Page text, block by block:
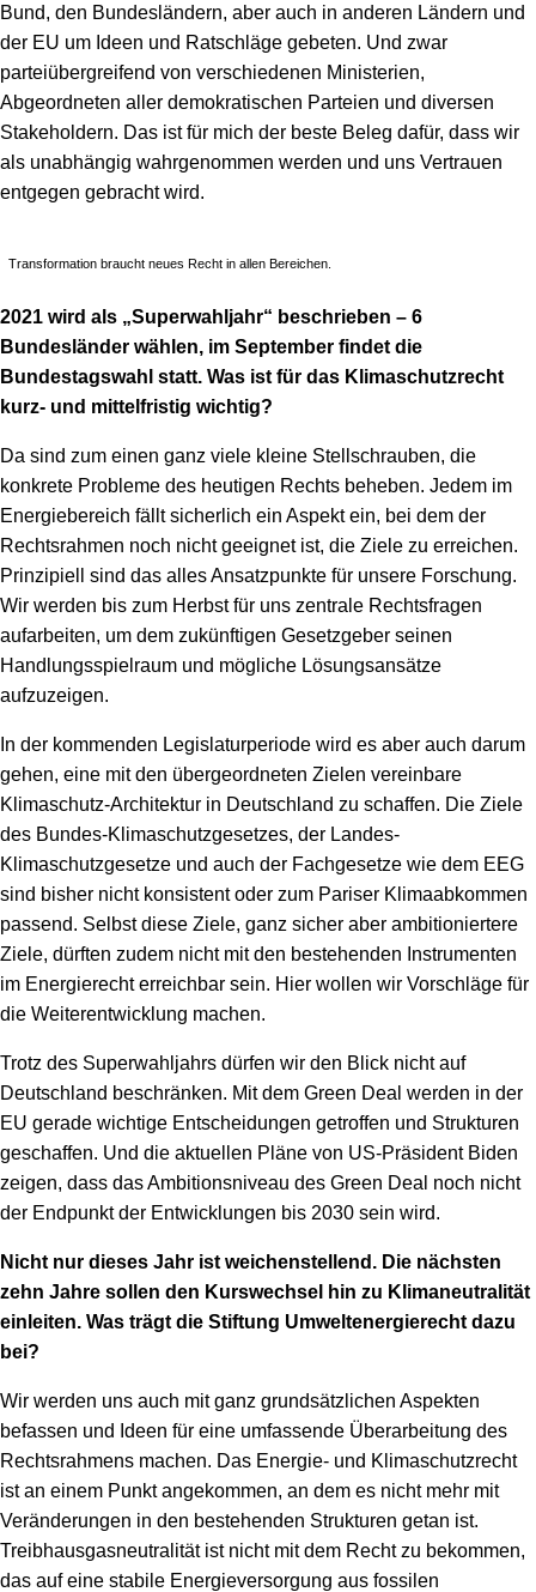
Bund, den Bundesländern, aber auch in anderen Ländern und
der EU um Ideen und Ratschläge gebeten. Und zwar
parteiübergreifend von verschiedenen Ministerien,
Abgeordneten aller demokratischen Parteien und diversen
Stakeholdern. Das ist für mich der beste Beleg dafür, dass wir
als unabhängig wahrgenommen werden und uns Vertrauen
entgegen gebracht wird.
Transformation braucht neues Recht in allen Bereichen.
2021 wird als „Superwahljahr“ beschrieben – 6
Bundesländer wählen, im September findet die
Bundestagswahl statt. Was ist für das Klimaschutzrecht
kurz- und mittelfristig wichtig?
Da sind zum einen ganz viele kleine Stellschrauben, die
konkrete Probleme des heutigen Rechts beheben. Jedem im
Energiebereich fällt sicherlich ein Aspekt ein, bei dem der
Rechtsrahmen noch nicht geeignet ist, die Ziele zu erreichen.
Prinzipiell sind das alles Ansatzpunkte für unsere Forschung.
Wir werden bis zum Herbst für uns zentrale Rechtsfragen
aufarbeiten, um dem zukünftigen Gesetzgeber seinen
Handlungsspielraum und mögliche Lösungsansätze
aufzuzeigen.
In der kommenden Legislaturperiode wird es aber auch darum
gehen, eine mit den übergeordneten Zielen vereinbare
Klimaschutz-Architektur in Deutschland zu schaffen. Die Ziele
des Bundes-Klimaschutzgesetzes, der Landes-
Klimaschutzgesetze und auch der Fachgesetze wie dem EEG
sind bisher nicht konsistent oder zum Pariser Klimaabkommen
passend. Selbst diese Ziele, ganz sicher aber ambitioniertere
Ziele, dürften zudem nicht mit den bestehenden Instrumenten
im Energierecht erreichbar sein. Hier wollen wir Vorschläge für
die Weiterentwicklung machen.
Trotz des Superwahljahrs dürfen wir den Blick nicht auf
Deutschland beschränken. Mit dem Green Deal werden in der
EU gerade wichtige Entscheidungen getroffen und Strukturen
geschaffen. Und die aktuellen Pläne von US-Präsident Biden
zeigen, dass das Ambitionsniveau des Green Deal noch nicht
der Endpunkt der Entwicklungen bis 2030 sein wird.
Nicht nur dieses Jahr ist weichenstellend. Die nächsten
zehn Jahre sollen den Kurswechsel hin zu Klimaneutralität
einleiten. Was trägt die Stiftung Umweltenergierecht dazu
bei?
Wir werden uns auch mit ganz grundsätzlichen Aspekten
befassen und Ideen für eine umfassende Überarbeitung des
Rechtsrahmens machen. Das Energie- und Klimaschutzrecht
ist an einem Punkt angekommen, an dem es nicht mehr mit
Veränderungen in den bestehenden Strukturen getan ist.
Treibhausgasneutralität ist nicht mit dem Recht zu bekommen,
das auf eine stabile Energieversorgung aus fossilen